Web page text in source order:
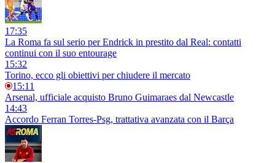
17:35
La Roma fa sul serio per Endrick in prestito dal Real: contatti
continui con il suo entourage
15:32
Torino, ecco gli obiettivi per chiudere il mercato
15:11
Arsenal, ufficiale acquisto Bruno Guimaraes dal Newcastle
14:43
Accordo Ferran Torres-Psg, trattativa avanzata con il Barça